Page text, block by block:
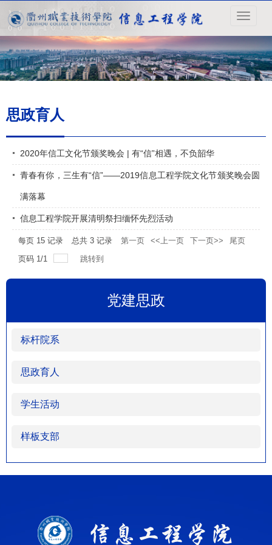
导
菜
单
思政育人
2020年信工文化节颁奖晚会 | 有“信”相遇，不负韶华
青春有你，三生有“信”——2019信息工程学院文化节颁奖晚会圆
满落幕
信息工程学院开展清明祭扫缅怀先烈活动
每页 15 记录 总共 3 记录 第一页 <<上一页 下一页>>
尾页
页码 1/1 跳转到
党建思政
标杆院系
思政育人
学生活动
样板支部